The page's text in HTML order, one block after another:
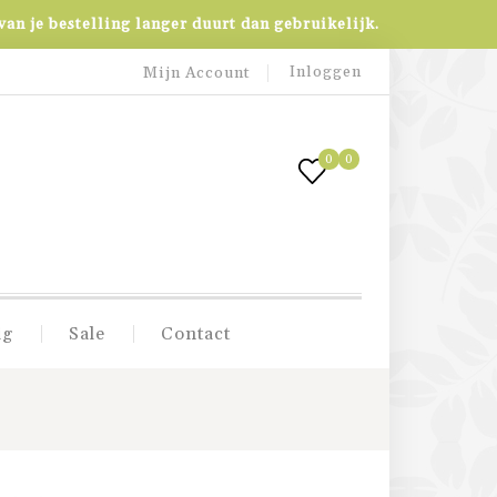
je bestelling langer duurt dan gebruikelijk.
Mijn Account Inloggen
0
0
Sale Contact